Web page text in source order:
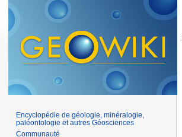
Encyclopédie de géologie, minéralogie,
paléontologie et autres Géosciences
Communauté